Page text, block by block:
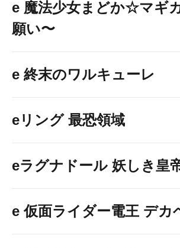
e 魔法少女まどか☆マギ
願い〜
e 終末のワルキューレ
eリング 最恐領域
eラグナドール 妖しき皇
e 仮面ライダー電王 デカ